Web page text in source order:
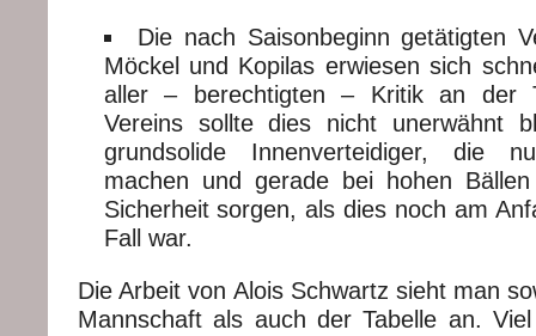
Die nach Saisonbeginn getätigten
Möckel und Kopilas erwiesen sich
aller – berechtigten – Kritik an der
Vereins sollte dies nicht unerwähnt
grundsolide Innenverteidiger, die
machen und gerade bei hohen
Sicherheit sorgen, als dies noch am
Fall war.
Die Arbeit von Alois Schwartz sieht man
Mannschaft als auch der Tabelle an.